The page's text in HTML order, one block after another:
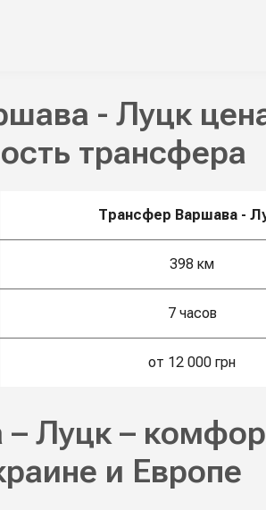
- Луцк
трансфера
Трансфер Варшава -
398 км
7 часов
от 12 000 грн
Луцк –
и Европе